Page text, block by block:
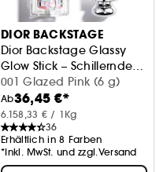
DIOR BACKSTAGE
Dior Backstage Glassy
Glow Stick – Schillernder
Multi-Use Balsam
Highlighter
001 Glazed Pink (6 g)
Ab36,45 €*
6.158,33 € / 1Kg
36
Erhältlich in 8 Farben
*Inkl. MwSt. und zzgl.Versand